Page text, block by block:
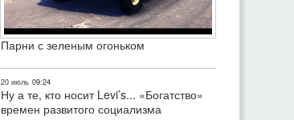
Парни с зеленым огоньком
20 июль 09:24
Ну а те, кто носит Levi’s... «Богатство»
времен развитого социализма